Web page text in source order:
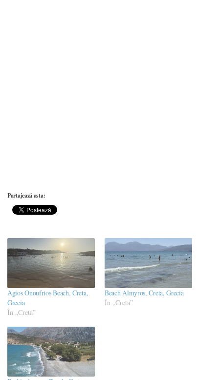
Partajează asta:
Agios Onoufrios Beach, Creta,
Grecia
În „Creta”
Beach Almyros, Creta, Grecia
În „Creta”